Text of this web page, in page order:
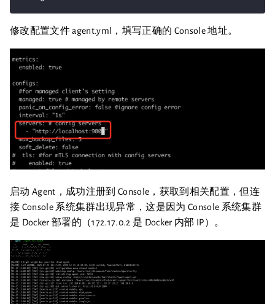
修改配置文件 agent.yml，填写正确的 Console 地址。
启动 Agent，成功注册到 Console，获取到相关配置，但连
接 Console 系统集群出现异常，这是因为 Console 系统集群
是 Docker 部署的（172.17.0.2 是 Docker 内部 IP）。